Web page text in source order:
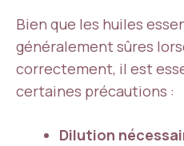
Bien que les huiles
généralement sûres
correctement, il est
certaines précautions :
Dilution